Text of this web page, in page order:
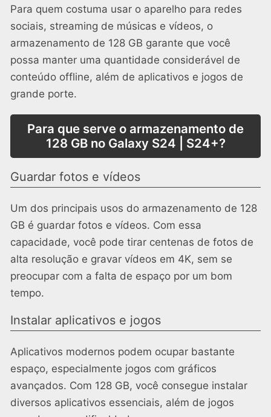
Para quem costuma usar o aparelho para redes
sociais, streaming de músicas e vídeos, o
armazenamento de 128 GB garante que você
possa manter uma quantidade considerável de
conteúdo offline, além de aplicativos e jogos de
grande porte.
Para que serve o armazenamento de
128 GB no Galaxy S24 | S24+?
Guardar fotos e vídeos
Um dos principais usos do armazenamento de 128
GB é guardar fotos e vídeos. Com essa
capacidade, você pode tirar centenas de fotos de
alta resolução e gravar vídeos em 4K, sem se
preocupar com a falta de espaço por um bom
tempo.
Instalar aplicativos e jogos
Aplicativos modernos podem ocupar bastante
espaço, especialmente jogos com gráficos
avançados. Com 128 GB, você consegue instalar
diversos aplicativos essenciais, além de jogos